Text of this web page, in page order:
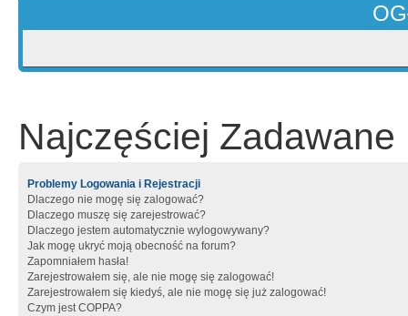
Najczęściej Zadawane
Problemy Logowania i Rejestracji
Dlaczego nie mogę się zalogować?
Dlaczego muszę się zarejestrować?
Dlaczego jestem automatycznie wylogowywany?
Jak mogę ukryć moją obecność na forum?
Zapomniałem hasła!
Zarejestrowałem się, ale nie mogę się zalogować!
Zarejestrowałem się kiedyś, ale nie mogę się już zalogować!
Czym jest COPPA?